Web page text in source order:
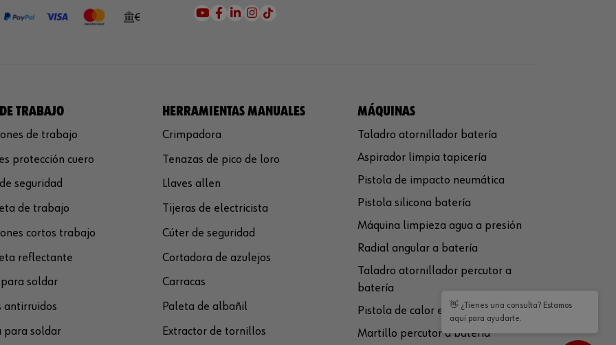
TRABAJO
de trabajo
protección cuero
seguridad
de trabajo
cortos trabajo
reflectante
soldar
antirruidos
para soldar
HERRAMIENTAS MANUALES
Crimpadora
Tenazas de pico de loro
Llaves allen
Tijeras de electricista
Cúter de seguridad
Cortadora de azulejos
Carracas
Paleta de albañil
Extractor de tornillos
MÁQUINAS
Taladro atornillador batería
Aspirador limpia tapicería
Pistola de impacto neumática
Pistola silicona batería
Máquina limpieza agua a presión
Radial angular a batería
Taladro atornillador percutor a
batería
Pistola de calor eléctrica
Martillo percutor a batería
👋 ¿Tienes una consulta? Estamos
aquí para ayudarte.